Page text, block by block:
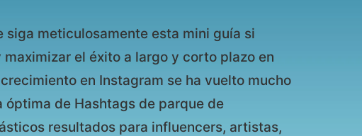
siga meticulosamente esta mini guía si
el éxito a largo y corto plazo en
en Instagram se ha vuelto mucho
de Hashtags de parque de
resultados para influencers, artistas,